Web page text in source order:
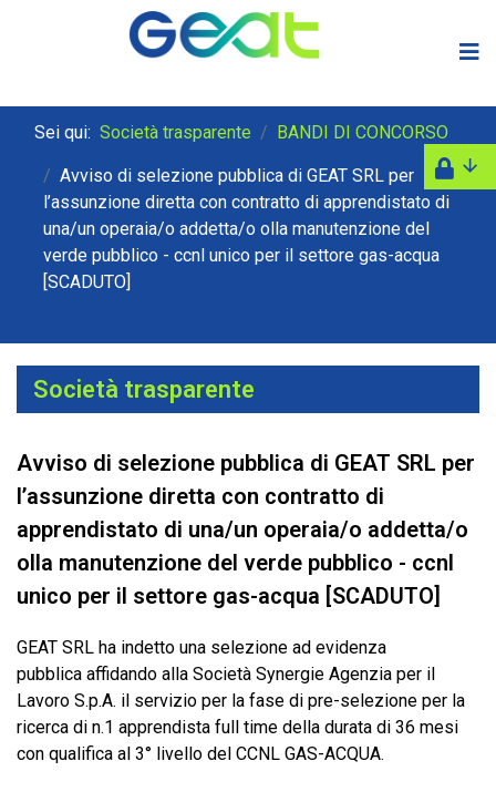
Sei qui: Società trasparente BANDI DI CONCORSO
Avviso di selezione pubblica di GEAT SRL per
l’assunzione diretta con contratto di apprendistato di
una/un operaia/o addetta/o olla manutenzione del
verde pubblico - ccnl unico per il settore gas-acqua
[SCADUTO]
Società trasparente
Avviso di selezione pubblica di GEAT SRL per
l’assunzione diretta con contratto di
apprendistato di una/un operaia/o addetta/o
olla manutenzione del verde pubblico - ccnl
unico per il settore gas-acqua [SCADUTO]
GEAT SRL ha indetto una selezione ad evidenza
pubblica affidando alla Società Synergie Agenzia per il
Lavoro S.p.A. il servizio per la fase di pre-selezione per la
ricerca di n.1 apprendista full time della durata di 36 mesi
con qualifica al 3° livello del CCNL GAS-ACQUA.